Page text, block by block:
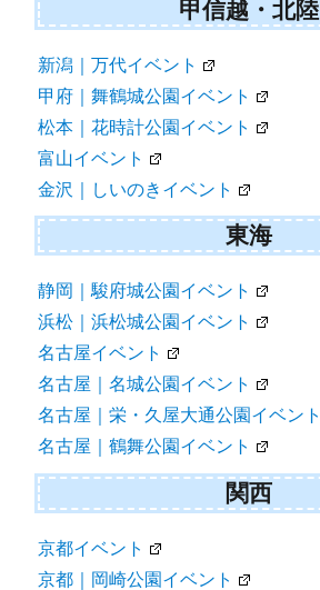
甲信越・北陸
新潟｜万代イベント
甲府｜舞鶴城公園イベント
松本｜花時計公園イベント
富山イベント
金沢｜しいのきイベント
東海
静岡｜駿府城公園イベント
浜松｜浜松城公園イベント
名古屋イベント
名古屋｜名城公園イベント
名古屋｜栄・久屋大通公園イベント
名古屋｜鶴舞公園イベント
関西
京都イベント
京都｜岡崎公園イベント